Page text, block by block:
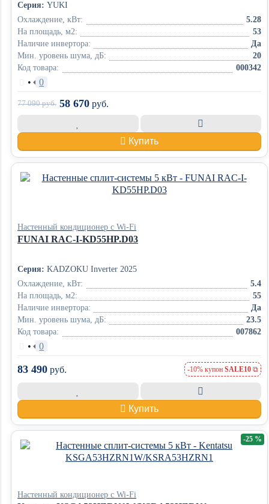
Серия: YUKI
Охлаждение, кВт:
5.28
На площадь, м2:
53
Наличие инвертора:
Да
Мин. уровень шума, дБ:
20
Код товара:
000342
• 0
77 090руб. 58 670 руб.
Купить
Настенный кондиционер с Wi-Fi
FUNAI RAC-I-KD55HP.D03
Серия: KADZOKU Inverter 2025
Охлаждение, кВт:
5.4
На площадь, м2:
55
Наличие инвертора:
Да
Мин. уровень шума, дБ:
23.5
Код товара:
007862
• 0
83 490 руб. -10% купон SALE10
Купить
Настенный кондиционер с Wi-Fi
-25 %